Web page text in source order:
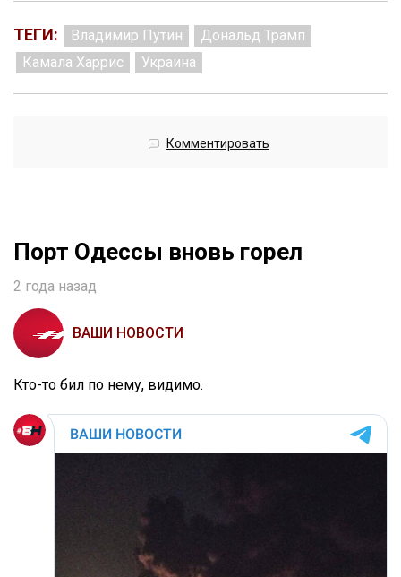
ТЕГИ: Владимир Путин
Дональд Трамп
Камала Харрис
Украина
Комментировать
Порт Одессы вновь горел
2 года назад
ВАШИ НОВОСТИ
Кто-то бил по нему, видимо.